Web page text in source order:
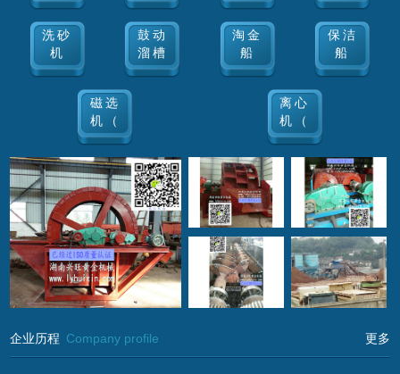
洗砂
机
鼓动
溜槽
淘金
船
保洁
船
磁选
机（
离心
机（
企业历程 Company profile 更多